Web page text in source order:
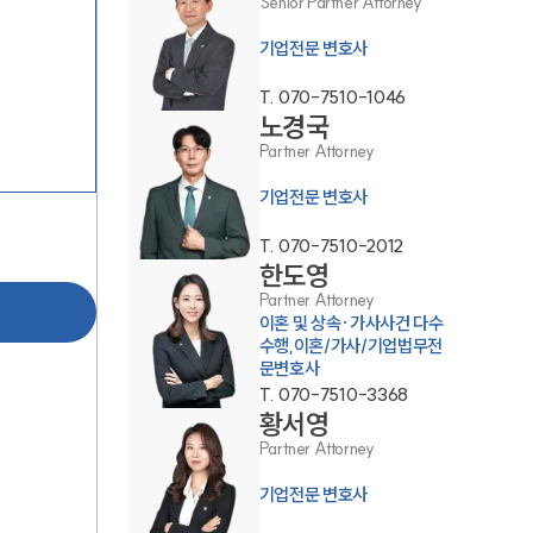
SERVICES
기업법무그룹 업무
전체
PROFESSIONALS
기업전문변호사
ABOUT
기업전문 변호사
T. 070-7510-1046
노경국
Partner Attorney
기업전문 변호사
T. 070-7510-2012
한도영
Partner Attorney
이혼 및 상속·가사사건 다수
수행,이혼/가사/기업법무전
문변호사
T. 070-7510-3368
황서영
Partner Attorney
기업전문 변호사